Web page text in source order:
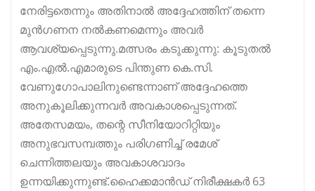
നേരിട്ടതെന്നും അതിനാൽ അദ്ദേഹത്തിന് തന്നെ
മുൻഗണന നൽകണമെന്നും അവർ
ആവശ്യപ്പെടുന്നു.മത്സരം കടുക്കുന്നു: കൂടുതൽ
എം.എൽ.എമാരുടെ പിന്തുണ കെ.സി.
വേണുഗോപാലിനുണ്ടെന്നാണ് അദ്ദേഹത്തെ
അനുകൂലിക്കുന്നവർ അവകാശപ്പെടുന്നത്.
അതേസമയം, തന്റെ സീനിയോറിറ്റിയും
അനുഭവസമ്പത്തും പരിഗണിച്ച് രമേശ്
ചെന്നിത്തലയും അവകാശവാദം
ഉന്നയിക്കുന്നുണ്ട്.ഹൈക്കമാൻഡ് നിരീക്ഷകർ 63